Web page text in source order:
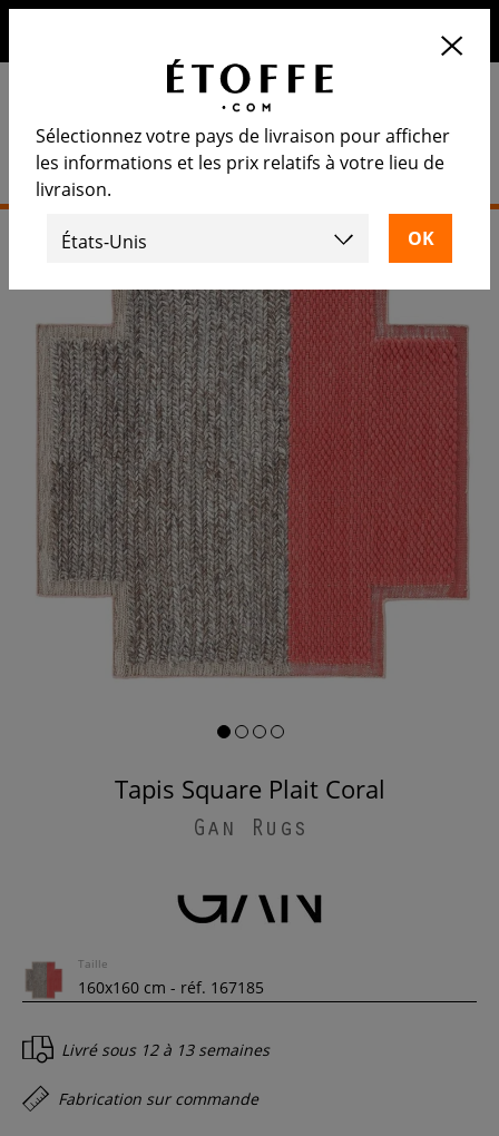
Tapis Square Plait Coral
Gan Rugs
Taille
Livré sous 12 à 13 semaines
Fabrication sur commande
Sélectionnez votre pays de livraison pour afficher
les informations et les prix relatifs à votre lieu de
livraison.